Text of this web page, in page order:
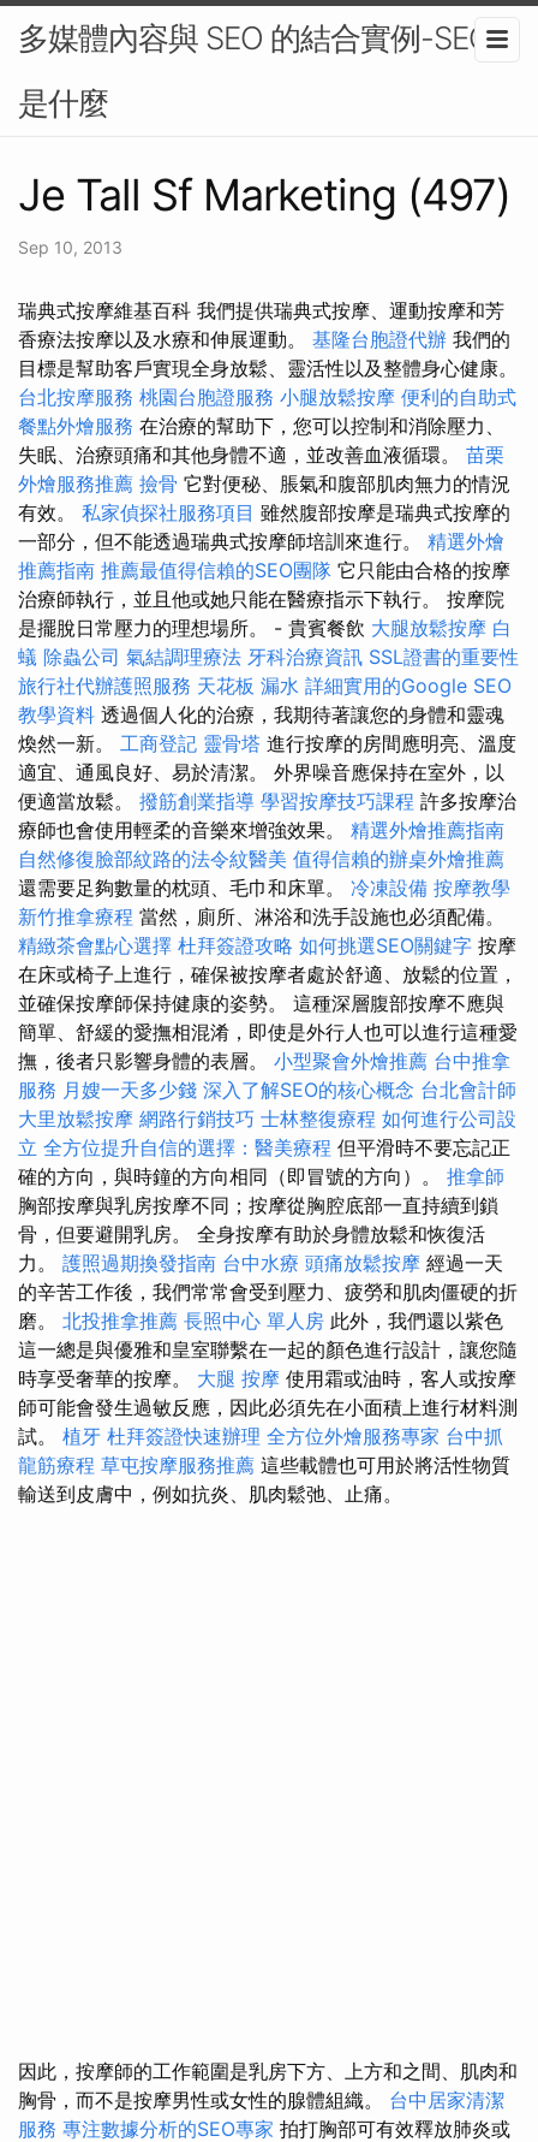
多媒體內容與 SEO 的結合實例-SEO
是什麼
Je Tall Sf Marketing (497)
Sep 10, 2013
瑞典式按摩維基百科 我們提供瑞典式按摩、運動按摩和芳
香療法按摩以及水療和伸展運動。 基隆台胞證代辦 我們的
目標是幫助客戶實現全身放鬆、靈活性以及整體身心健康。
台北按摩服務 桃園台胞證服務 小腿放鬆按摩 便利的自助式
餐點外燴服務 在治療的幫助下，您可以控制和消除壓力、
失眠、治療頭痛和其他身體不適，並改善血液循環。 苗栗
外燴服務推薦 撿骨 它對便秘、脹氣和腹部肌肉無力的情況
有效。 私家偵探社服務項目 雖然腹部按摩是瑞典式按摩的
一部分，但不能透過瑞典式按摩師培訓來進行。 精選外燴
推薦指南 推薦最值得信賴的SEO團隊 它只能由合格的按摩
治療師執行，並且他或她只能在醫療指示下執行。 按摩院
是擺脫日常壓力的理想場所。 - 貴賓餐飲 大腿放鬆按摩 白
蟻 除蟲公司 氣結調理療法 牙科治療資訊 SSL證書的重要性
旅行社代辦護照服務 天花板 漏水 詳細實用的Google SEO
教學資料 透過個人化的治療，我期待著讓您的身體和靈魂
煥然一新。 工商登記 靈骨塔 進行按摩的房間應明亮、溫度
適宜、通風良好、易於清潔。 外界噪音應保持在室外，以
便適當放鬆。 撥筋創業指導 學習按摩技巧課程 許多按摩治
療師也會使用輕柔的音樂來增強效果。 精選外燴推薦指南
自然修復臉部紋路的法令紋醫美 值得信賴的辦桌外燴推薦
還需要足夠數量的枕頭、毛巾和床單。 冷凍設備 按摩教學
新竹推拿療程 當然，廁所、淋浴和洗手設施也必須配備。
精緻茶會點心選擇 杜拜簽證攻略 如何挑選SEO關鍵字 按摩
在床或椅子上進行，確保被按摩者處於舒適、放鬆的位置，
並確保按摩師保持健康的姿勢。 這種深層腹部按摩不應與
簡單、舒緩的愛撫相混淆，即使是外行人也可以進行這種愛
撫，後者只影響身體的表層。 小型聚會外燴推薦 台中推拿
服務 月嫂一天多少錢 深入了解SEO的核心概念 台北會計師
大里放鬆按摩 網路行銷技巧 士林整復療程 如何進行公司設
立 全方位提升自信的選擇：醫美療程 但平滑時不要忘記正
確的方向，與時鐘的方向相同（即冒號的方向）。 推拿師
胸部按摩與乳房按摩不同；按摩從胸腔底部一直持續到鎖
骨，但要避開乳房。 全身按摩有助於身體放鬆和恢復活
力。 護照過期換發指南 台中水療 頭痛放鬆按摩 經過一天
的辛苦工作後，我們常常會受到壓力、疲勞和肌肉僵硬的折
磨。 北投推拿推薦 長照中心 單人房 此外，我們還以紫色
這一總是與優雅和皇室聯繫在一起的顏色進行設計，讓您隨
時享受奢華的按摩。 大腿 按摩 使用霜或油時，客人或按摩
師可能會發生過敏反應，因此必須先在小面積上進行材料測
試。 植牙 杜拜簽證快速辦理 全方位外燴服務專家 台中抓
龍筋療程 草屯按摩服務推薦 這些載體也可用於將活性物質
輸送到皮膚中，例如抗炎、肌肉鬆弛、止痛。
因此，按摩師的工作範圍是乳房下方、上方和之間、肌肉和
胸骨，而不是按摩男性或女性的腺體組織。 台中居家清潔
服務 專注數據分析的SEO專家 拍打胸部可有效釋放肺炎或